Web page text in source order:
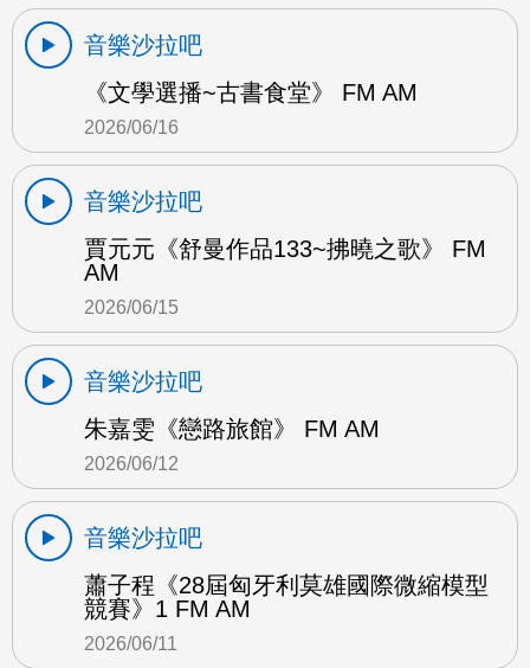
音樂沙拉吧
《文學選播~古書食堂》 FM AM
2026/06/16
音樂沙拉吧
賈元元《舒曼作品133~拂曉之歌》 FM
AM
2026/06/15
音樂沙拉吧
朱嘉雯《戀路旅館》 FM AM
2026/06/12
音樂沙拉吧
蕭子程《28屆匈牙利莫雄國際微縮模型
競賽》1 FM AM
2026/06/11